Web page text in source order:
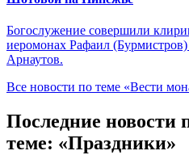
Богослужение совершили
иеромонах Рафаил
Арнаутов.
Все новости по теме «Вести
Последние новости
теме: «Праздники»